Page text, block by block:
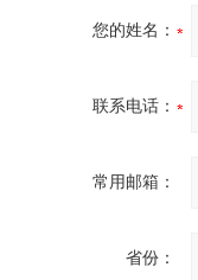
您的姓名：
联系电话：
常用邮箱：
省份：